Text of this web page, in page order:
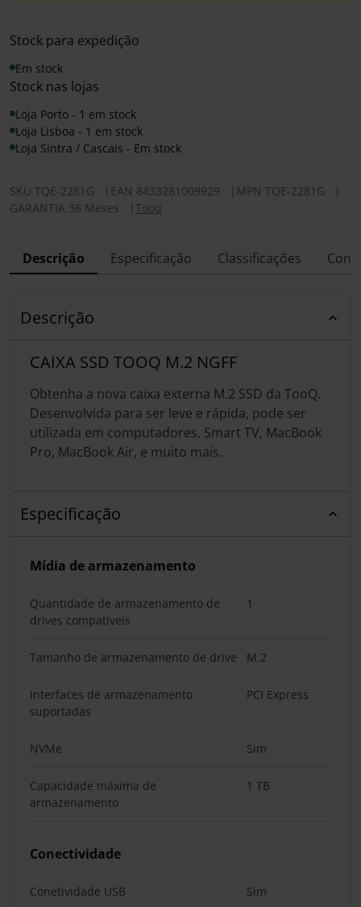
Stock para expedição
Em stock
Stock nas lojas
Loja Porto - 1 em stock
Loja Lisboa - 1 em stock
Loja Sintra / Cascais - Em stock
SKU TQE-2281G EAN 8433281009929 MPN TQE-2281G
GARANTIA 36 Meses
Tooq
Descrição Especificação Classificações
Descrição
CAIXA SSD TOOQ M.2 NGFF
Obtenha a nova caixa externa M.2 SSD da TooQ.
Desenvolvida para ser leve e rápida, pode ser
utilizada em computadores, Smart TV, MacBook
Pro, MacBook Air, e muito mais.
Especificação
Mídia de armazenamento
Quantidade de armazenamento de
drives compatíveis
1
Tamanho de armazenamento de drive M.2
Interfaces de armazenamento
suportadas
PCI Express
NVMe Sim
Capacidade máxima de
armazenamento
1 TB
Conectividade
Conetividade USB Sim